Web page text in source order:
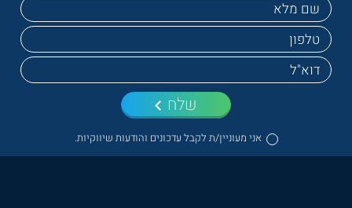
אני מעוניין/ת לקבל עדכונים והודעות שיווקיות.
שלח